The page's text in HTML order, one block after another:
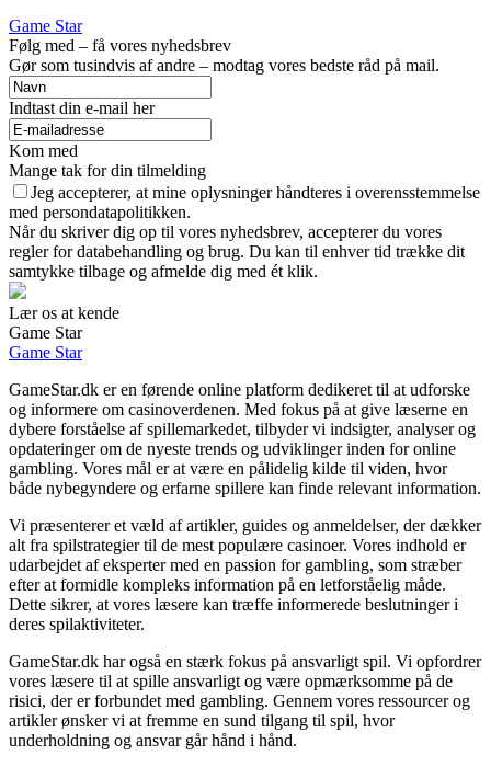
Game Star
Følg med – få vores nyhedsbrev
Gør som tusindvis af andre – modtag vores bedste råd på mail.
Indtast din e-mail her
Kom med
Mange tak for din tilmelding
Jeg accepterer, at mine oplysninger håndteres i overensstemmelse
med persondatapolitikken.
Når du skriver dig op til vores nyhedsbrev, accepterer du vores
regler for databehandling og brug. Du kan til enhver tid trække dit
samtykke tilbage og afmelde dig med ét klik.
Lær os at kende
Game Star
Game Star
GameStar.dk er en førende online platform dedikeret til at udforske
og informere om casinoverdenen. Med fokus på at give læserne en
dybere forståelse af spillemarkedet, tilbyder vi indsigter, analyser og
opdateringer om de nyeste trends og udviklinger inden for online
gambling. Vores mål er at være en pålidelig kilde til viden, hvor
både nybegyndere og erfarne spillere kan finde relevant information.
Vi præsenterer et væld af artikler, guides og anmeldelser, der dækker
alt fra spilstrategier til de mest populære casinoer. Vores indhold er
udarbejdet af eksperter med en passion for gambling, som stræber
efter at formidle kompleks information på en letforståelig måde.
Dette sikrer, at vores læsere kan træffe informerede beslutninger i
deres spilaktiviteter.
GameStar.dk har også en stærk fokus på ansvarligt spil. Vi opfordrer
vores læsere til at spille ansvarligt og være opmærksomme på de
risici, der er forbundet med gambling. Gennem vores ressourcer og
artikler ønsker vi at fremme en sund tilgang til spil, hvor
underholdning og ansvar går hånd i hånd.